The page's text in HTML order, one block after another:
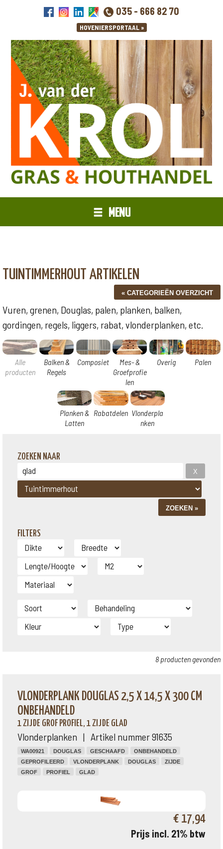
035 - 666 82 70
MENU
TUINTIMMERHOUT ARTIKELEN
Vuren, grenen, Douglas, palen, planken, balken,
gordingen, regels, liggers, rabat, vlonderplanken, etc.
Alle
producten
Balken &
Regels
Composiet
Mes- &
Groefprofie
len
Overig Palen
Planken &
Latten
Rabatdelen Vlonderpla
nken
ZOEKEN NAAR
FILTERS
8 producten gevonden
VLONDERPLANK DOUGLAS 2,5 X 14,5 X 300 CM
ONBEHANDELD
1 ZIJDE GROF PROFIEL, 1 ZIJDE GLAD
Vlonderplanken | Artikel nummer 91635
WA00921 DOUGLAS GESCHAAFD
ONBEHANDELD
GEPROFILEERD
VLONDERPLANK DOUGLAS
ZIJDE
GROF
PROFIEL GLAD
€ 17,94
Prijs incl. 21% btw